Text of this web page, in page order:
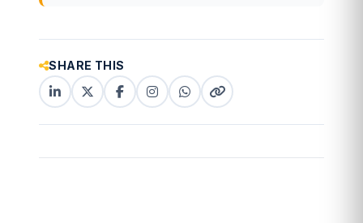
SHARE THIS
LinkedIn
X
(Twitter)
FacebookInstagram
(copy
WhatsApp
Copy
link